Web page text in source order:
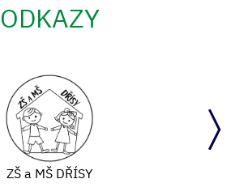
ODKAZY
ZŠ a MŠ DŘÍSY